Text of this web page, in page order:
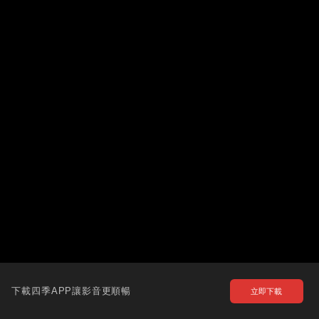
下載四季APP讓影音更順暢 立即下載